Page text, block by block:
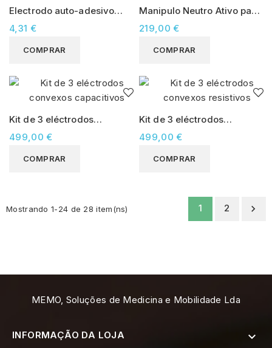
Electrodo auto-adesivo
para Tecarterapia
4,31 €
COMPRAR
Manipulo Neutro Ativo para
DiaCaRe 7000
219,00 €
COMPRAR
Kit de 3 eléctrodos
convexos capacitivos
499,00 €
COMPRAR
Kit de 3 eléctrodos
convexos resistivos
499,00 €
COMPRAR
Mostrando 1-24 de 28 item(ns) 1 2 
MEMO, Soluções de Medicina e Mobilidade Lda
INFORMAÇÃO DA LOJA 